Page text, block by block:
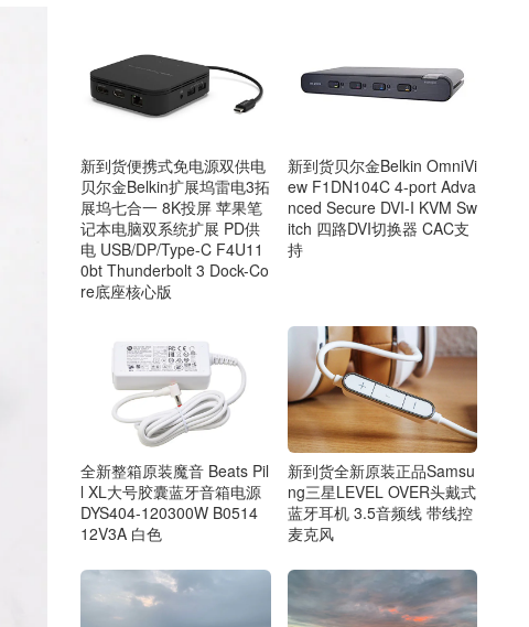
新到货便携式免电源双供电
贝尔金Belkin扩展坞雷电3拓
展坞七合一 8K投屏 苹果笔
记本电脑双系统扩展 PD供
电 USB/DP/Type-C F4U11
0bt Thunderbolt 3 Dock-Co
re底座核心版
新到货贝尔金Belkin OmniVi
ew F1DN104C 4-port Adva
nced Secure DVI-I KVM Sw
itch 四路DVI切换器 CAC支
持
全新整箱原装魔音 Beats Pil
l XL大号胶囊蓝牙音箱电源
DYS404-120300W B0514
12V3A 白色
新到货全新原装正品Samsu
ng三星LEVEL OVER头戴式
蓝牙耳机 3.5音频线 带线控
麦克风